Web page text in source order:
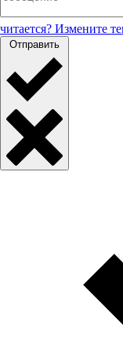
читается? Измените
Отправить